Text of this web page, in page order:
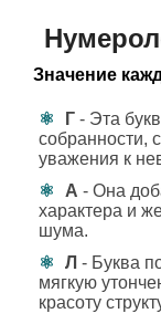
Значение
Г - Эта
собранности,
уважения к
А - Она
характера и
шума.
Л - Буква
мягкую
красоту